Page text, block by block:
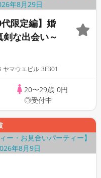
限定編】婚
な出会い～
マウエビル 3F301
20〜29歳 0円
◎受付中